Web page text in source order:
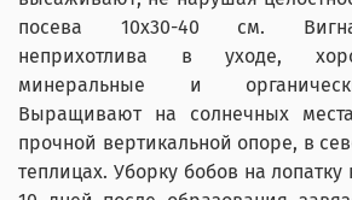
посева 10х30-40 см.
неприхотлива в уходе,
минеральные и
Выращивают на солнечных
прочной вертикальной опоре, в
теплицах. Уборку бобов на